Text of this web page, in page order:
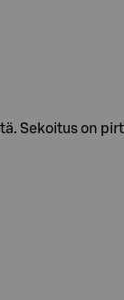
Sekoitus on